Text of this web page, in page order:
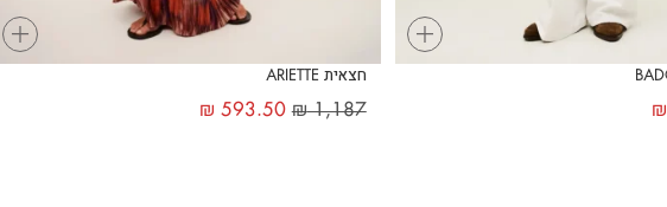
+
₪
+
חצאית ARIETTE
₪1,187
₪ 593.50